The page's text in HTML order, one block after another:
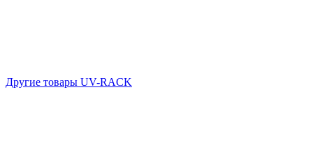
Другие товары UV-RACK